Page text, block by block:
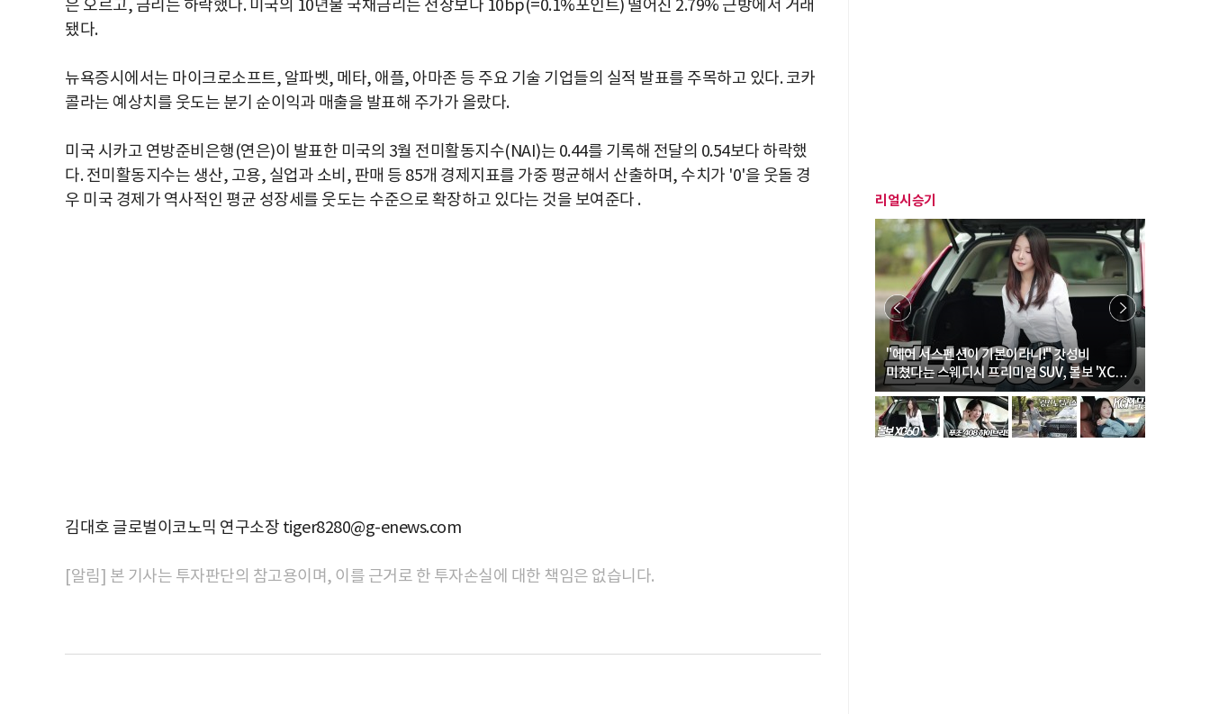
은 오르고, 금리는 하락했다. 미국의 10년물 국채금리는 전장보다 10bp(=0.1%포인트) 떨어진 2.79% 근방에서 거래
됐다.
뉴욕증시에서는 마이크로소프트, 알파벳, 메타, 애플, 아마존 등 주요 기술 기업들의 실적 발표를 주목하고 있다. 코카
콜라는 예상치를 웃도는 분기 순이익과 매출을 발표해 주가가 올랐다.
미국 시카고 연방준비은행(연은)이 발표한 미국의 3월 전미활동지수(NAI)는 0.44를 기록해 전달의 0.54보다 하락했
다. 전미활동지수는 생산, 고용, 실업과 소비, 판매 등 85개 경제지표를 가중 평균해서 산출하며, 수치가 '0'을 웃돌 경
우 미국 경제가 역사적인 평균 성장세를 웃도는 수준으로 확장하고 있다는 것을 보여준다 .
김대호 글로벌이코노믹 연구소장 tiger8280@g-enews.com
[알림] 본 기사는 투자판단의 참고용이며, 이를 근거로 한 투자손실에 대한 책임은 없습니다.
리얼시승기
"에어 서스펜션이 기본이라니!" 갓성비
미쳤다는 스웨디시 프리미엄 SUV, 볼보 'XC60
B5 울트라'